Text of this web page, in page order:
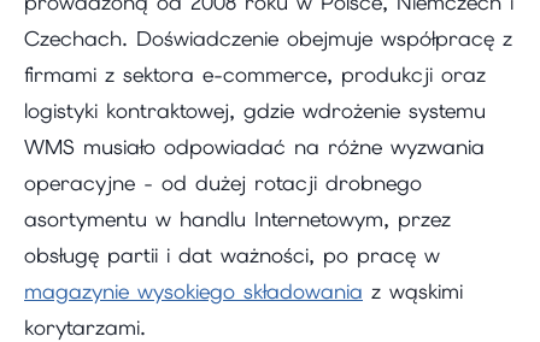
Czechach. Doświadczenie obejmuje współpracę z
firmami z sektora e-commerce, produkcji oraz
logistyki kontraktowej, gdzie wdrożenie systemu
WMS musiało odpowiadać na różne wyzwania
operacyjne - od dużej rotacji drobnego
asortymentu w handlu Internetowym, przez
obsługę partii i dat ważności, po pracę w
magazynie wysokiego składowania z wąskimi
korytarzami.